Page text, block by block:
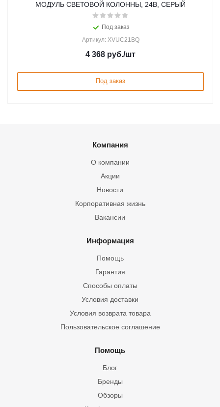
МОДУЛЬ СВЕТОВОЙ КОЛОННЫ, 24В, СЕРЫЙ
Под заказ
Артикул: XVUC21BQ
4 368 руб./шт
Под заказ
Компания
О компании
Акции
Новости
Корпоративная жизнь
Вакансии
Информация
Помощь
Гарантия
Способы оплаты
Условия доставки
Условия возврата товара
Пользовательское соглашение
Помощь
Блог
Бренды
Обзоры